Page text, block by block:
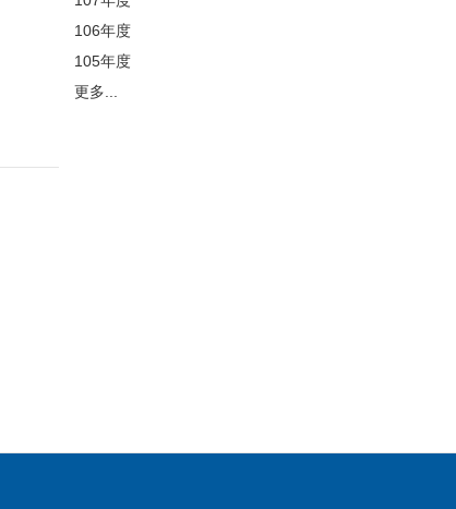
106年度
105年度
更多...